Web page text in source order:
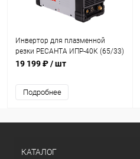
Инвертор для плазменной
резки РЕСАНТА ИПР-40К (65/33)
19 199 ₽/ шт
Подробнее
КАТАЛОГ